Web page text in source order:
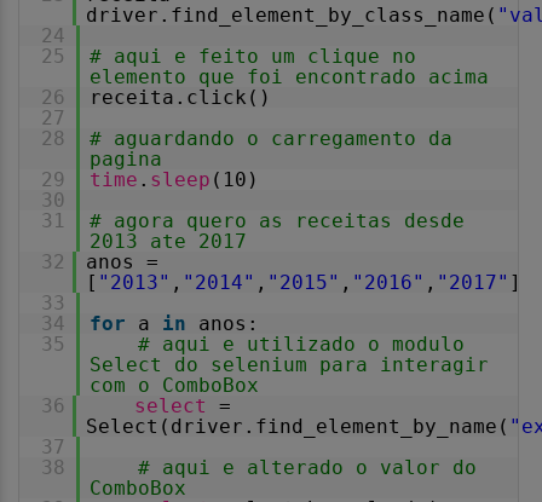
driver.find_element_by_class_name(
24
25
# aqui e feito um clique no
elemento que foi encontrado acima
26
receita.click()
27
28
# aguardando o carregamento da
pagina
29
time . sleep (10)
30
31
# agora quero as receitas desde
2013 ate 2017
32
anos =
[ "2013" , "2014" , "2015" , "2016" , "2017" ]
33
34
for a in
anos:
35
# aqui e utilizado o modulo
Select do selenium para interagir
com o ComboBox
36
select
=
Select(driver.find_element_by_name(
37
38
# aqui e alterado o valor do
ComboBox